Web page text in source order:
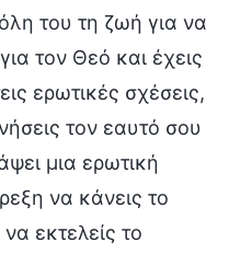
του τη ζωή για να
τον Θεό και έχεις
ερωτικές σχέσεις,
τον εαυτό σου
μια ερωτική
να κάνεις το
εκτελείς το